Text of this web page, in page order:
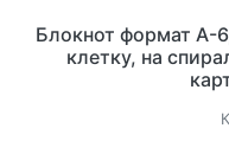
Блокнот формат А-
клетку, на